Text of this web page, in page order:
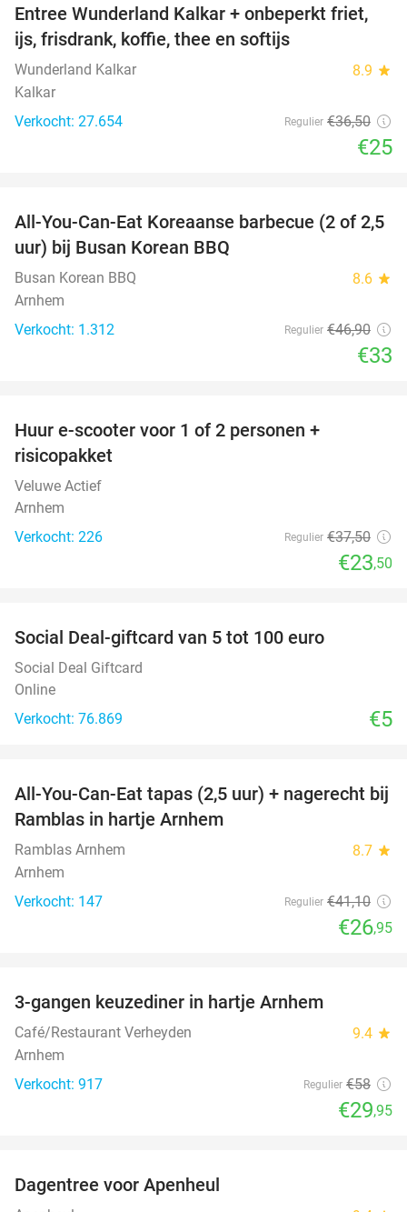
32%
Entree Wunderland Kalkar + onbeperkt friet,
ijs, frisdrank, koffie, thee en softijs
Wunderland Kalkar 8.9 star
Kalkar
Verkocht: 27.654
Regulier €36,50
€25
30%
All-You-Can-Eat Koreaanse barbecue (2 of 2,5
uur) bij Busan Korean BBQ
Busan Korean BBQ 8.6 star
Arnhem
Verkocht: 1.312
Regulier €46,90
€33
Huur e-scooter voor 1 of 2 personen +
risicopakket
Veluwe Actief
Arnhem
Verkocht: 226
Regulier €37,50
€23,50
Social Deal-giftcard van 5 tot 100 euro
Social Deal Giftcard
Online
Verkocht: 76.869
€5
34%
All-You-Can-Eat tapas (2,5 uur) + nagerecht bij
Ramblas in hartje Arnhem
Ramblas Arnhem 8.7 star
Arnhem
Verkocht: 147
Regulier €41,10
€26,95
3-gangen keuzediner in hartje Arnhem
Café/Restaurant Verheyden 9.4 star
Arnhem
Verkocht: 917
Regulier €58
€29,95
Dagentree voor Apenheul